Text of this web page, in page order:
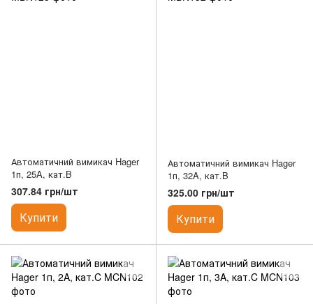
Автоматичний вимикач Hager
1п, 25A, кат.B
307.84 грн/шт
Купити
Автоматичний вимикач Hager
1п, 32A, кат.B
325.00 грн/шт
Купити